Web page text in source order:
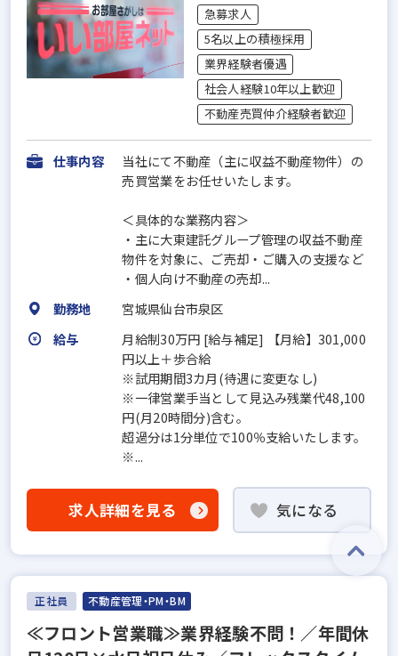
急募求人
5名以上の積極採用
業界経験者優遇
社会人経験10年以上歓迎
不動産売買仲介経験者歓迎
仕事内容
当社にて不動産（主に収益不動産物件）の
売買営業をお任せいたします。
＜具体的な業務内容＞
・主に大東建託グループ管理の収益不動産
物件を対象に、ご売却・ご購入の支援など
・個人向け不動産の売却...
勤務地
宮城県仙台市泉区
給与
月給制30万円 [給与補足] 【月給】301,000
円以上＋歩合給
※試用期間3カ月(待遇に変更なし)
※一律営業手当として見込み残業代48,100
円(月20時間分)含む。
超過分は1分単位で100％支給いたします。
※...
求人詳細を見る 気になる
正社員 不動産管理・PM・BM
≪フロント営業職≫業界経験不問！／年間休